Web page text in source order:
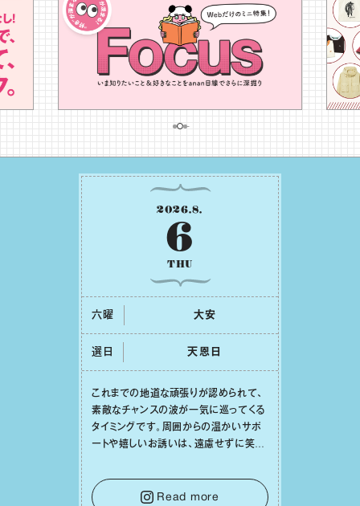
2026.8.
6
THU
六曜 ⼤安
選日 天恩⽇
これまでの地道な頑張りが認められて、
素敵なチャンスの波が⼀気に巡ってくる
タイミングです。周囲からの温かいサポ
ートや嬉しいお誘いは、遠慮せずに笑顔
せになっていくイメージを持って⼀歩を
踏み出して。⼀⼈⼀⼈の良いところが混
Read more